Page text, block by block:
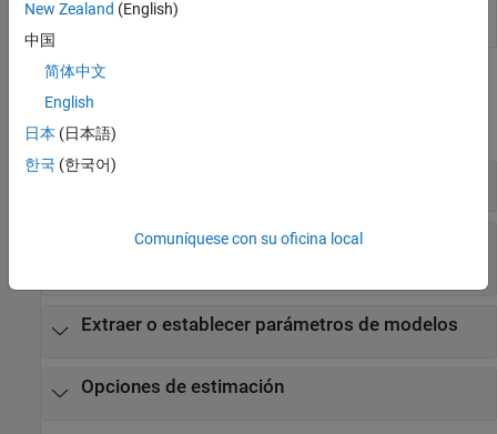
modelo de
tiempo o la frecuencia en Live Editor
Funciones
expandir todo
Crear modelo de proceso
Inicialización de modelos y parámetros de
Extraer o establecer parámetros de modelos
Opciones de estimación
New Zealand (English)
中国
简体中文
English
日本 (日本語)
한국 (한국어)
Comuníquese con su oficina local